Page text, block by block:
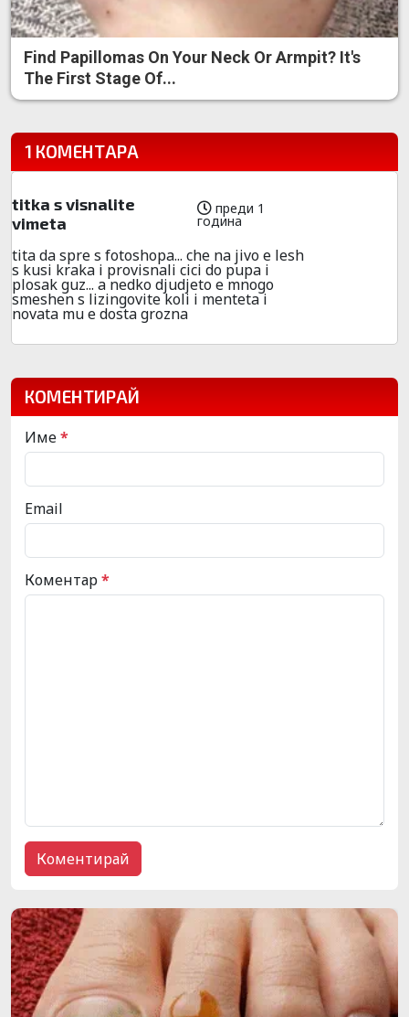
Find Papillomas On Your Neck Or Armpit? It's
The First Stage Of...
1 КОМЕНТАРА
titka s visnalite
vimeta
преди 1
година
tita da spre s fotoshopa... che na jivo e lesh
s kusi kraka i provisnali cici do pupa i
plosak guz... a nedko djudjeto e mnogo
smeshen s lizingovite koli i menteta i
novata mu e dosta grozna
КОМЕНТИРАЙ
Име*
Email
Коментар*